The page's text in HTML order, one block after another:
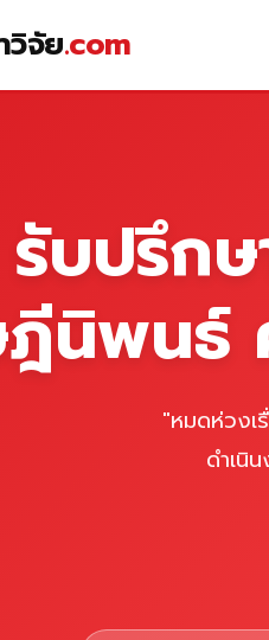
วิจัย.com
รับปรึก
นิพนธ์
"หมดห่วงเ
ดำเนิ